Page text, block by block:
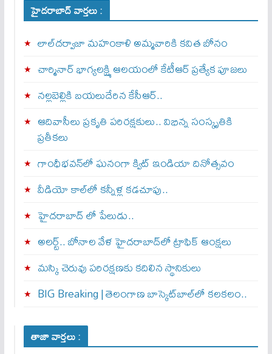
హైదరాబాద్ వార్తలు :
లాల్‌దర్వాజా మహంకాళి అమ్మవారికి కవిత బోనం
చార్మినార్‌ భాగ్యలక్ష్మి ఆలయంలో కేటీఆర్ ప్రత్యేక పూజలు
నల్లబెల్లికి బయలుదేరిన కేసీఆర్‌..
ఆదివాసీలు ప్రకృతి పరిరక్షకులు.. విభిన్న సంస్కృతికి
ప్రతీకలు
గాంధీభవన్‌లో ఘనంగా క్విట్‌ ఇండియా దినోత్సవం
వీడియో కాల్‌లో కన్నీళ్ల కడచూపు..
హైదరాబాద్ లో పేలుడు..
అలర్ట్‌.. బోనాల వేళ హైదరాబాద్‌లో ట్రాఫిక్‌ ఆంక్షలు
మస్కి చెరువు పరిరక్షణకు కదిలిన స్థానికులు
BIG Breaking | తెలంగాణ బాస్కెట్‌బాల్‌లో కలకలం..
తాజా వార్తలు :